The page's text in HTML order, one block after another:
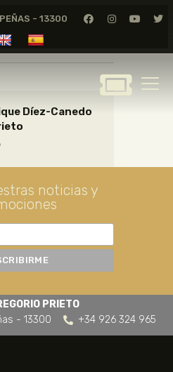
- 13300
DIBUJO
Díez-Canedo
noticias y
PRIETO
- 13300
+34 926 324 965